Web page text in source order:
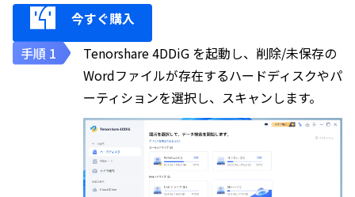
今すぐ購入
Tenorshare 4DDiG を起動し、削除/未保存の
Wordファイルが存在するハードディスクやパ
ーティションを選択し、スキャンします。